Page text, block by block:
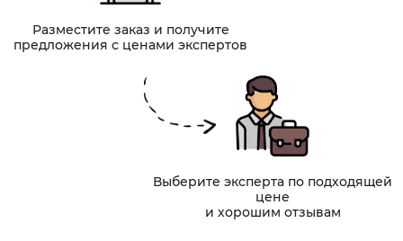
Разместите заказ и получите
предложения с ценами экспертов
Выберите эксперта по подходящей
цене
и хорошим отзывам